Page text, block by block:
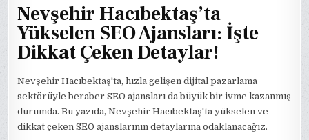
Nevşehir Hacıbektaş’ta
Yükselen SEO Ajansları: İşte
Dikkat Çeken Detaylar!
Nevşehir Hacıbektaş'ta, hızla gelişen dijital pazarlama
sektörüyle beraber SEO ajansları da büyük bir ivme kazanmış
durumda. Bu yazıda, Nevşehir Hacıbektaş'ta yükselen ve
dikkat çeken SEO ajanslarının detaylarına odaklanacağız.